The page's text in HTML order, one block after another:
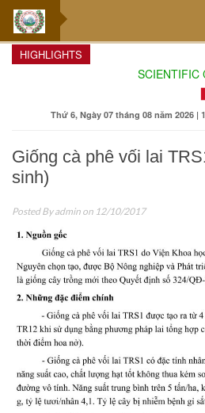
HIGHLIGHTS
SCIENTIFIC
Thứ 6, Ngày 07 tháng 08 năm 2026 |
Giống cà phê vối lai
sinh)
Posted Byadmin on 12/10/2017